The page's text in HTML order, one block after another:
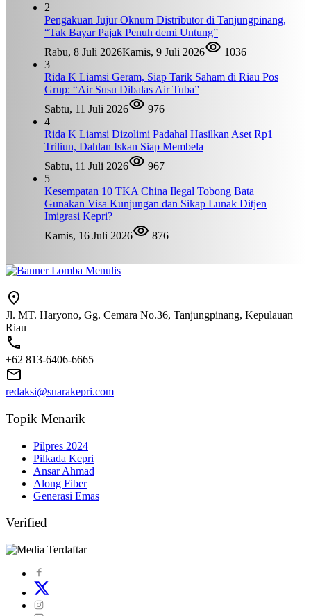
2
Pengakuan Jujur Oknum Distributor di Tanjungpinang,
“Tak Bayar Pajak Penuh demi Untung”
Rabu, 8 Juli 2026Kamis, 9 Juli 2026
1036
3
Rida K Liamsi Geram, Siap Tarik Saham di Riau Pos
Grup: “Air Susu Dibalas Air Tuba”
Sabtu, 11 Juli 2026
976
4
Rida K Liamsi Dizolimi Padahal Hasilkan Aset Rp1
Triliun, Dahlan Iskan Siap Membela
Sabtu, 11 Juli 2026
967
5
Kesempatan 10 TKA China Ilegal Tobong Bata
Gunakan Visa Kunjungan dan Sikap Lunak Ditjen
Imigrasi Kepri?
Kamis, 16 Juli 2026
876
Jl. MT. Haryono, Gg. Cemara No.36, Tanjungpinang, Kepulauan
Riau
+62 813-6406-6665
redaksi@suarakepri.com
Topik Menarik
Pilpres 2024
Pilkada Kepri
Ansar Ahmad
Along Fiber
Generasi Emas
Verified